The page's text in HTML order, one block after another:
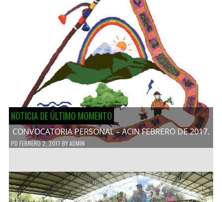
NOTICIA DE ÚLTIMO MOMENTO
CONVOCATORIA PERSONAL – ACIN FEBRERO DE 2017.
PD FEBRERO 2, 2017 BYADMIN